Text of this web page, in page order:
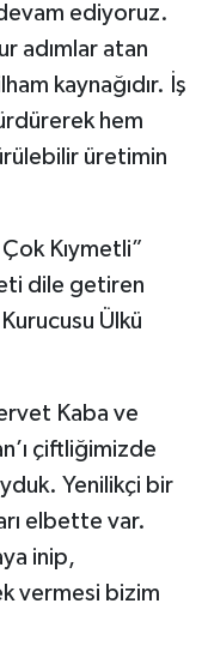
ediyoruz.
adımlar atan
kaynağıdır. İş
hem
üretimin
Kıymetli”
dile getiren
Ülkü
Kaba ve
çiftliğimizde
Yenilikçi bir
elbette var.
inip,
vermesi bizim